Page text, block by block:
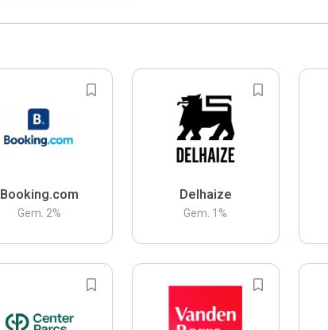
Booking.com
Gem. 2%
Delhaize
Gem. 1 %